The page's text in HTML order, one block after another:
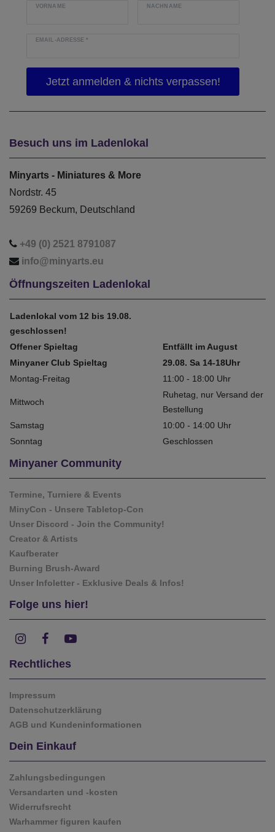
VORNAME NACHNAME
EMAIL-ADRESSE*
Besuch uns im Ladenlokal
Minyarts - Miniatures & More
Nordstr. 45
59269 Beckum, Deutschland
+49 (0) 2521 8791087
info@minyarts.eu
Öffnungszeiten Ladenlokal
Ladenlokal vom 12 bis 19.08.
geschlossen!
Offener Spieltag
Entfällt im August
Minyaner Club Spieltag
29.08. Sa 14-18Uhr
Montag-Freitag
11:00 - 18:00 Uhr
Mittwoch
Ruhetag, nur Versand der
Bestellung
Samstag
10:00 - 14:00 Uhr
Sonntag
Geschlossen
Minyaner Community
Termine, Turniere & Events
MinyCon - Unsere Tabletop-Con
Unser Discord - Join the Community!
Creator & Artists
Kaufberater
Burning Brush-Award
Unser Infoletter - Exklusive Deals & Infos!
Folge uns hier!
Rechtliches
Impressum
Datenschutzerklärung
AGB und Kundeninformationen
Dein Einkauf
Zahlungsbedingungen
Versandarten und -kosten
Widerrufsrecht
Warhammer figuren kaufen